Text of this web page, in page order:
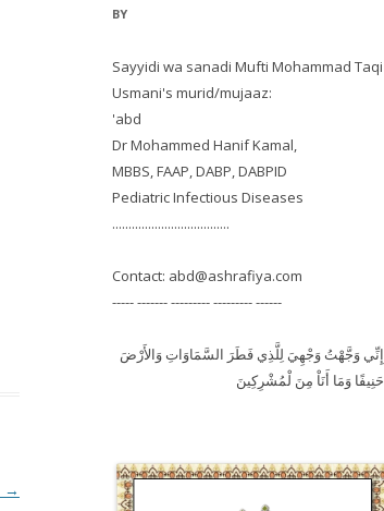
→
BY
Sayyidi wa sanadi Mufti Mohammad Taqi
Usmani's murid/mujaaz:
'abd
Dr Mohammed Hanif Kamal,
MBBS, FAAP, DABP, DABPID
Pediatric Infectious Diseases
....................................
Contact: abd@ashrafiya.com
----- ------- --------- --------- ------
إِنِّي وَجَّهْتُ وَجْهِيَ لِلَّذِي فَطَرَ السَّمَاوَاتِ وَالأَرْضَ
حَنِيفًا وَمَا أَنَاْ مِنَ لْمُشْرِكِينَ